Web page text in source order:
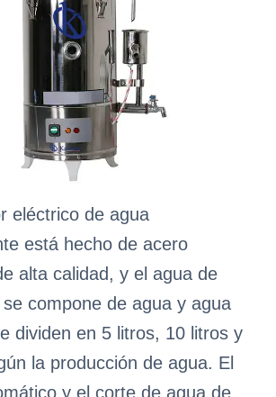
eléctrico de agua
está hecho de acero
alta calidad, y el agua de
compone de agua y agua
dividen en 5 litros, 10 litros y
la producción de agua. El
y el corte de agua de